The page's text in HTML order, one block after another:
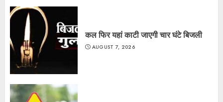
कल फिर यहां काटी जाएगी चार घंटे बिजली
AUGUST 7, 2026